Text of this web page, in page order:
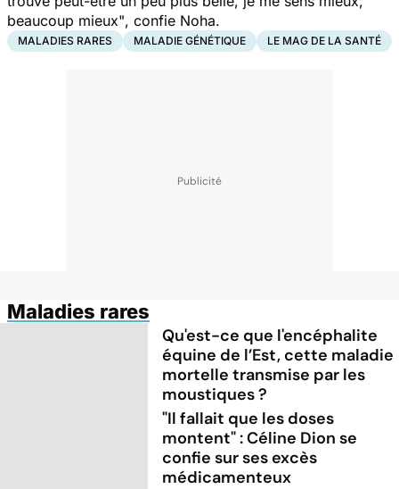
beaucoup mieux", confie Noha.
MALADIES RARES MALADIE GÉNÉTIQUE LE MAG DE LA SANTÉ
Maladies rares
Qu'est-ce que l'encéphalite
équine de l’Est, cette maladie
mortelle transmise par les
moustiques ?
"Il fallait que les doses
montent" : Céline Dion se
confie sur ses excès
médicamenteux